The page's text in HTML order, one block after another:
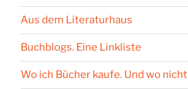
Aus dem Literaturhaus
Buchblogs. Eine Linkliste
Wo ich Bücher kaufe. Und wo nicht